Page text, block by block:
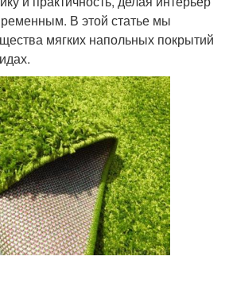
В этой статье мы
мягких напольных покрытий